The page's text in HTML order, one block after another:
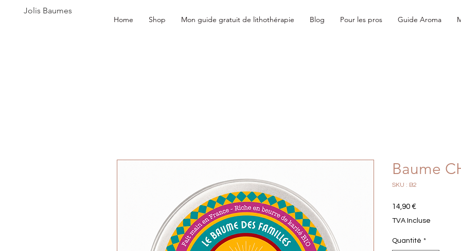
Home Shop Mon guide gratuit de lithothérapie Blog Pour les pros Guide Aroma
Jolis Baumes
Baume
SKU : B2
14,90 €Prix
TVA Incluse
Quantité *